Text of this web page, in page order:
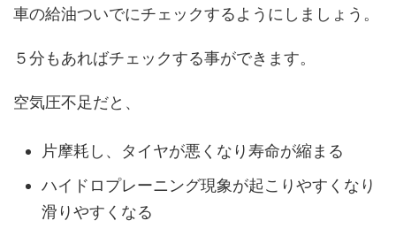
車の給油ついでにチェックするようにしましょう。
５分もあればチェックする事ができます。
空気圧不足だと、
片摩耗し、タイヤが悪くなり寿命が縮まる
ハイドロプレーニング現象が起こりやすくなり
滑りやすくなる